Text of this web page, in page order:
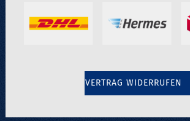
VERTRAG WIDERRUFEN